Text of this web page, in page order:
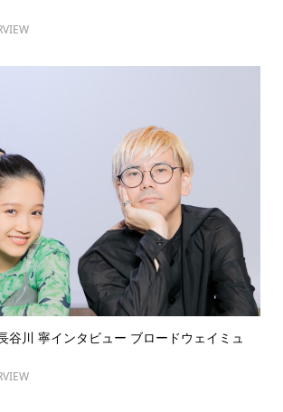
谷川 寧インタビュー ブロードウェイミュ